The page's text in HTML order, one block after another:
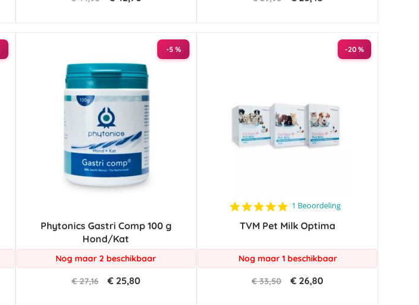
-5 %
Phytonics Gastri Comp 100 g
Hond/Kat
Nog maar 2 beschikbaar
€ 27,16 € 25,80
-20 %
5.0
rating
1 Beoordeling
TVM Pet Milk Optima
Nog maar 1 beschikbaar
€ 33,50 € 26,80